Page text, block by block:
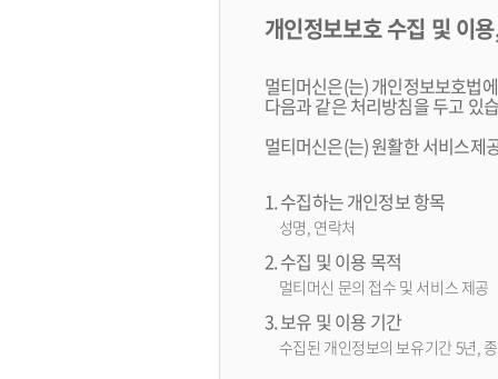
개인정보보호 수집 및 이
멀티머신은(는) 개인정보보호법
다음과 같은 처리방침을 두고 있
멀티머신은(는) 원활한 서비스제
1. 수집하는 개인정보 항목
성명, 연락처
2. 수집 및 이용 목적
멀티머신 문의 접수 및 서비스 제공
3. 보유 및 이용 기간
수집된 개인정보의 보유기간 5년,